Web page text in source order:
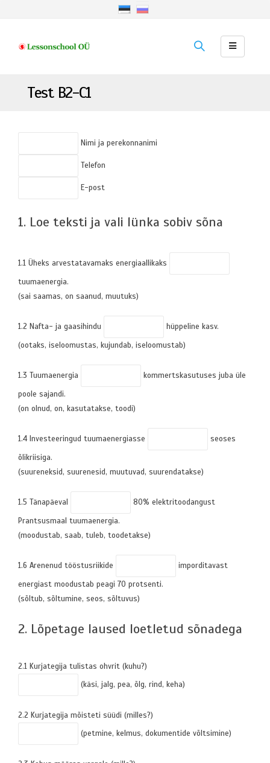
Test B2-C1
Nimi ja perekonnanimi
Telefon
E-post
1. Loe teksti ja vali lünka sobiv sõna
1.1 Üheks arvestatavamaks energiaallikaks
tuumaenergia.
(sai saamas, on saanud, muutuks)
1.2 Nafta- ja gaasihindu
hüppeline kasv.
(ootaks, iseloomustas, kujundab, iseloomustab)
1.3 Tuumaenergia
kommertskasutuses juba üle
poole sajandi.
(on olnud, on, kasutatakse, toodi)
1.4 Investeeringud tuumaenergiasse
seoses
õlikriisiga.
(suureneksid, suurenesid, muutuvad, suurendatakse)
1.5 Tänapäeval
80% elektritoodangust
Prantsusmaal tuumaenergia.
(moodustab, saab, tuleb, toodetakse)
1.6 Arenenud tööstusriikide
imporditavast
energiast moodustab peagi 70 protsenti.
(sõltub, sõltumine, seos, sõltuvus)
2. Lõpetage laused loetletud sõnadega
2.1 Kurjategija tulistas ohvrit (kuhu?)
(käsi, jalg, pea, õlg, rind, keha)
2.2 Kurjategija mõisteti süüdi (milles?)
(petmine, kelmus, dokumentide võltsimine)